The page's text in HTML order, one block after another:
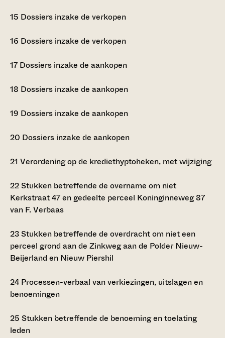
15 Dossiers inzake de verkopen
16 Dossiers inzake de verkopen
17 Dossiers inzake de aankopen
18 Dossiers inzake de aankopen
19 Dossiers inzake de aankopen
20 Dossiers inzake de aankopen
21 Verordening op de krediethyptoheken, met wijziging
22Stukken betreffende de overname om niet
Kerkstraat 47 en gedeelte perceel Koninginneweg 87
van F. Verbaas
23Stukken betreffende de overdracht om niet een
perceel grond aan de Zinkweg aan de Polder Nieuw-
Beijerland en Nieuw Piershil
24 Processen-verbaal van verkiezingen, uitslagen en
benoemingen
25 Stukken betreffende de benoeming en toelating
leden